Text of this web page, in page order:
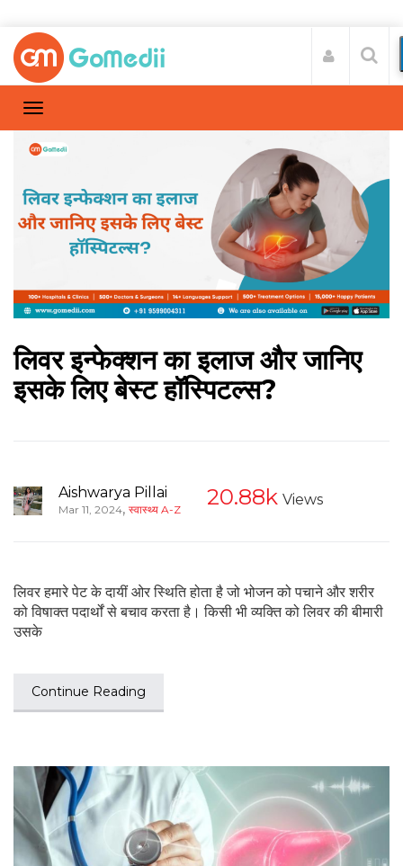
लिवर इन्फेक्शन का इलाज और जानिए
इसके लिए बेस्ट हॉस्पिटल्स?
Aishwarya Pillai
Mar 11, 2024, स्वास्थ्य A-Z 20.88k Views
लिवर हमारे पेट के दायीं ओर स्थिति होता है जो भोजन को पचाने और शरीर
को विषाक्त पदार्थों से बचाव करता है। किसी भी व्यक्ति को लिवर की बीमारी
उसके
Continue Reading